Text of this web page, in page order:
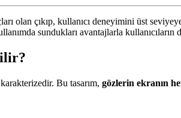
olan çıkıp, kullanıcı deneyimini üst
sundukları avantajlarla
Bu tasarım, gözlerin ekranın